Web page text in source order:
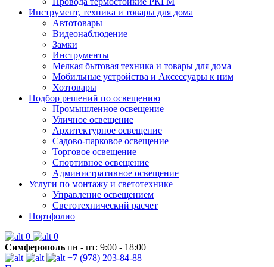
Инструмент, техника и товары для дома
Автотовары
Видеонаблюдение
Замки
Инструменты
Мелкая бытовая техника и товары для дома
Мобильные устройства и Аксессуары к ним
Хозтовары
Подбор решений по освещению
Промышленное освещение
Уличное освещение
Архитектурное освещение
Садово-парковое освещение
Торговое освещение
Спортивное освещение
Административное освещение
Услуги по монтажу и светотехнике
Управление освещением
Светотехнический расчет
Портфолио
0
0
Симферополь пн - пт: 9:00 - 18:00
+7 (978) 203-84-88